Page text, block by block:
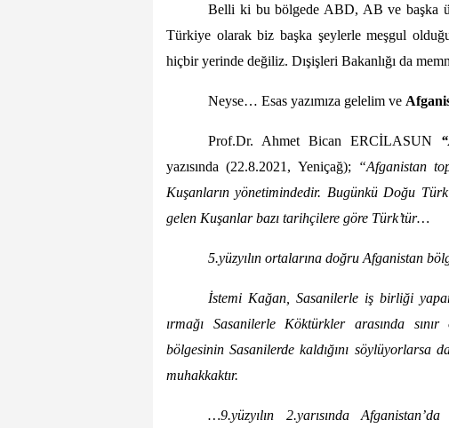
Belli ki bu bölgede ABD, AB ve başka
Türkiye olarak biz başka şeylerle meşgul
hiçbir yerinde değiliz. Dışişleri Bakanlığı da
Neyse… Esas yazımıza gelelim ve
Prof.Dr. Ahmet Bican ERCİLASUN “
yazısında (22.8.2021, Yeniçağ);
“Afganistan
Kuşanların yönetimindedir. Bugünkü Doğu
gelen Kuşanlar bazı tarihçilere göre Türk’tür…
5.yüzyılın ortalarına doğru Afganistan
İstemi Kağan, Sasanilerle iş birliği
ırmağı Sasanilerle Köktürkler arasında
bölgesinin Sasanilerde kaldığını söylüyorlarsa
muhakkaktır.
…9.yüzyılın 2.yarısında